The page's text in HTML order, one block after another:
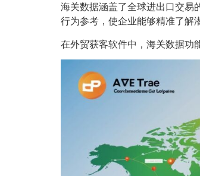
海关数据涵盖了全球进出口交易
行为参考，使企业能够精准了解
在外贸获客软件中，海关数据功